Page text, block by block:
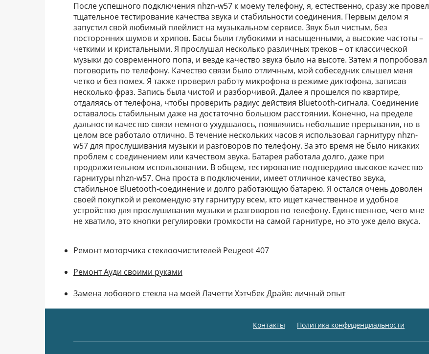
После успешного подключения nhzn-w57 к моему телефону, я, естественно, сразу же провел
тщательное тестирование качества звука и стабильности соединения. Первым делом я
запустил свой любимый плейлист на музыкальном сервисе. Звук был чистым, без
посторонних шумов и хрипов. Басы были глубокими и насыщенными, а высокие частоты –
четкими и кристальными. Я прослушал несколько различных треков – от классической
музыки до современного попа, и везде качество звука было на высоте. Затем я попробовал
поговорить по телефону. Качество связи было отличным, мой собеседник слышел меня
четко и без помех. Я также проверил работу микрофона в режиме диктофона, записав
несколько фраз. Запись была чистой и разборчивой. Далее я прошелся по квартире,
отдаляясь от телефона, чтобы проверить радиус действия Bluetooth-сигнала. Соединение
оставалось стабильным даже на достаточно большом расстоянии. Конечно, на пределе
дальности качество связи немного ухудшалось, появлялись небольшие прерывания, но в
целом все работало отлично. В течение нескольких часов я использовал гарнитуру nhzn-
w57 для прослушивания музыки и разговоров по телефону. За это время не было никаких
проблем с соединением или качеством звука. Батарея работала долго, даже при
продолжительном использовании. В общем, тестирование подтвердило высокое качество
гарнитуры nhzn-w57. Она проста в подключении, имеет отличное качество звука,
стабильное Bluetooth-соединение и долго работающую батарею. Я остался очень доволен
своей покупкой и рекомендую эту гарнитуру всем, кто ищет качественное и удобное
устройство для прослушивания музыки и разговоров по телефону. Единственное, чего мне
не хватило, это кнопки регулировки громкости на самой гарнитуре, но это уже дело вкуса.
Ремонт моторчика стеклоочистителей Peugeot 407
Ремонт Ауди своими руками
Замена лобового стекла на моей Лачетти Хэтчбек Драйв: личный опыт
Контакты Политика конфиденциальности